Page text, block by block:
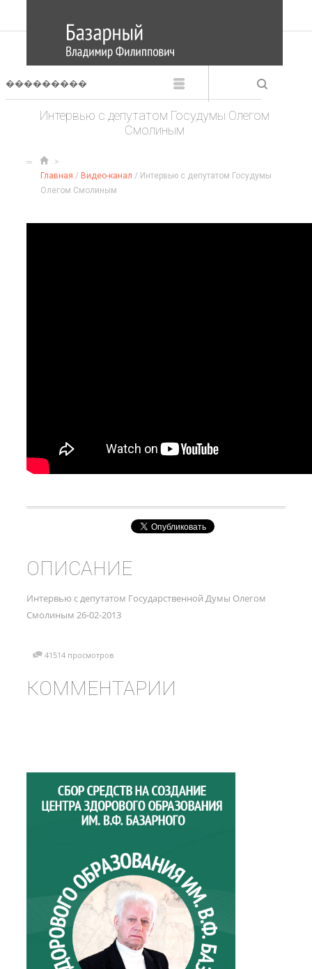
Интервью с депутатом Госудумы Олегом
Смолиным
Главная / Видео-канал / Интервью с депутатом Госудумы
Олегом Смолиным
ОПИСАНИЕ
Интервью с депутатом Государственной Думы Олегом
Смолиным 26-02-2013
41514 просмотров
КОММЕНТАРИИ